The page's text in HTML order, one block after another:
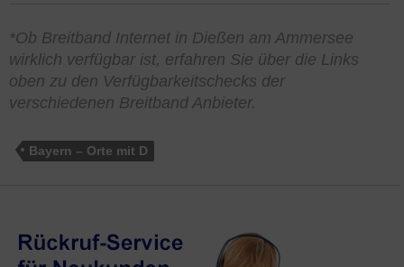
*Ob Breitband Internet in Dießen am Ammersee
wirklich verfügbar ist, erfahren Sie über die Links
oben zu den Verfügbarkeitschecks der
verschiedenen Breitband Anbieter.
Bayern – Orte mit D